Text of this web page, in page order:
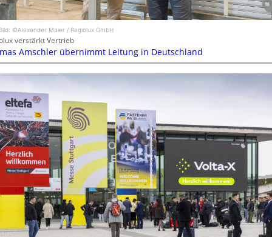
©Alexander Maier / Regiolux GmbH
verstärkt Vertrieb
Amschler übernimmt Leitung in Deutschland